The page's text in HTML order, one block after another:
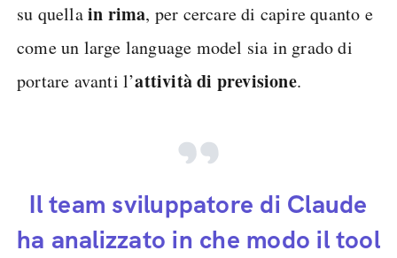
su quellain rima, per cercare di capire quanto e
come un large language model sia in grado di
portare avanti l’attività di previsione.
Il team sviluppatore di Claude
ha analizzato in che modo il tool